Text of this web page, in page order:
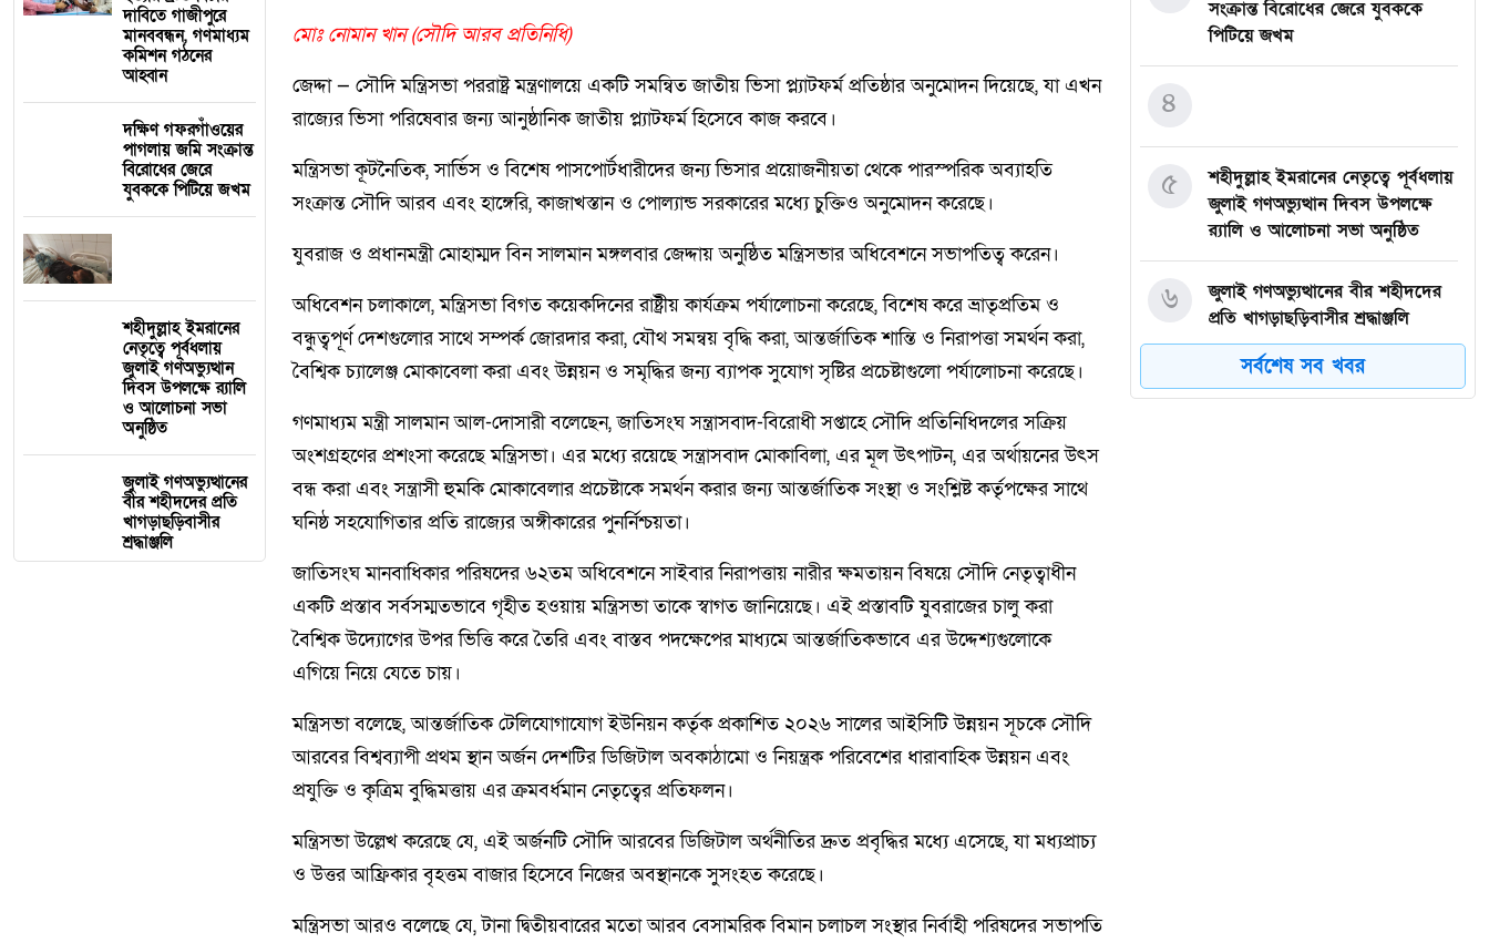
দাবিতে গাজীপুরে
মানববন্ধন, গণমাধ্যম
কমিশন গঠনের
আহ্বান
দক্ষিণ গফরগাঁওয়ের
পাগলায় জমি সংক্রান্ত
বিরোধের জেরে
যুবককে পিটিয়ে জখম
শহীদুল্লাহ ইমরানের
নেতৃত্বে পূর্বধলায়
জুলাই গণঅভ্যুত্থান
দিবস উপলক্ষে র‍্যালি
ও আলোচনা সভা
অনুষ্ঠিত
জুলাই গণঅভ্যুত্থানের
বীর শহীদদের প্রতি
খাগড়াছড়িবাসীর
শ্রদ্ধাঞ্জলি
মোঃ নোমান খান (সৌদি আরব প্রতিনিধি)
জেদ্দা — সৌদি মন্ত্রিসভা পররাষ্ট্র মন্ত্রণালয়ে একটি সমন্বিত জাতীয় ভিসা প্ল্যাটফর্ম প্রতিষ্ঠার অনুমোদন দিয়েছে, যা এখন
রাজ্যের ভিসা পরিষেবার জন্য আনুষ্ঠানিক জাতীয় প্ল্যাটফর্ম হিসেবে কাজ করবে।
মন্ত্রিসভা কূটনৈতিক, সার্ভিস ও বিশেষ পাসপোর্টধারীদের জন্য ভিসার প্রয়োজনীয়তা থেকে পারস্পরিক অব্যাহতি
সংক্রান্ত সৌদি আরব এবং হাঙ্গেরি, কাজাখস্তান ও পোল্যান্ড সরকারের মধ্যে চুক্তিও অনুমোদন করেছে।
যুবরাজ ও প্রধানমন্ত্রী মোহাম্মদ বিন সালমান মঙ্গলবার জেদ্দায় অনুষ্ঠিত মন্ত্রিসভার অধিবেশনে সভাপতিত্ব করেন।
অধিবেশন চলাকালে, মন্ত্রিসভা বিগত কয়েকদিনের রাষ্ট্রীয় কার্যক্রম পর্যালোচনা করেছে, বিশেষ করে ভ্রাতৃপ্রতিম ও
বন্ধুত্বপূর্ণ দেশগুলোর সাথে সম্পর্ক জোরদার করা, যৌথ সমন্বয় বৃদ্ধি করা, আন্তর্জাতিক শান্তি ও নিরাপত্তা সমর্থন করা,
বৈশ্বিক চ্যালেঞ্জ মোকাবেলা করা এবং উন্নয়ন ও সমৃদ্ধির জন্য ব্যাপক সুযোগ সৃষ্টির প্রচেষ্টাগুলো পর্যালোচনা করেছে।
গণমাধ্যম মন্ত্রী সালমান আল-দোসারী বলেছেন, জাতিসংঘ সন্ত্রাসবাদ-বিরোধী সপ্তাহে সৌদি প্রতিনিধিদলের সক্রিয়
অংশগ্রহণের প্রশংসা করেছে মন্ত্রিসভা। এর মধ্যে রয়েছে সন্ত্রাসবাদ মোকাবিলা, এর মূল উৎপাটন, এর অর্থায়নের উৎস
বন্ধ করা এবং সন্ত্রাসী হুমকি মোকাবেলার প্রচেষ্টাকে সমর্থন করার জন্য আন্তর্জাতিক সংস্থা ও সংশ্লিষ্ট কর্তৃপক্ষের সাথে
ঘনিষ্ঠ সহযোগিতার প্রতি রাজ্যের অঙ্গীকারের পুনর্নিশ্চয়তা।
জাতিসংঘ মানবাধিকার পরিষদের ৬২তম অধিবেশনে সাইবার নিরাপত্তায় নারীর ক্ষমতায়ন বিষয়ে সৌদি নেতৃত্বাধীন
একটি প্রস্তাব সর্বসম্মতভাবে গৃহীত হওয়ায় মন্ত্রিসভা তাকে স্বাগত জানিয়েছে। এই প্রস্তাবটি যুবরাজের চালু করা
বৈশ্বিক উদ্যোগের উপর ভিত্তি করে তৈরি এবং বাস্তব পদক্ষেপের মাধ্যমে আন্তর্জাতিকভাবে এর উদ্দেশ্যগুলোকে
এগিয়ে নিয়ে যেতে চায়।
মন্ত্রিসভা বলেছে, আন্তর্জাতিক টেলিযোগাযোগ ইউনিয়ন কর্তৃক প্রকাশিত ২০২৬ সালের আইসিটি উন্নয়ন সূচকে সৌদি
আরবের বিশ্বব্যাপী প্রথম স্থান অর্জন দেশটির ডিজিটাল অবকাঠামো ও নিয়ন্ত্রক পরিবেশের ধারাবাহিক উন্নয়ন এবং
প্রযুক্তি ও কৃত্রিম বুদ্ধিমত্তায় এর ক্রমবর্ধমান নেতৃত্বের প্রতিফলন।
মন্ত্রিসভা উল্লেখ করেছে যে, এই অর্জনটি সৌদি আরবের ডিজিটাল অর্থনীতির দ্রুত প্রবৃদ্ধির মধ্যে এসেছে, যা মধ্যপ্রাচ্য
ও উত্তর আফ্রিকার বৃহত্তম বাজার হিসেবে নিজের অবস্থানকে সুসংহত করেছে।
মন্ত্রিসভা আরও বলেছে যে, টানা দ্বিতীয়বারের মতো আরব বেসামরিক বিমান চলাচল সংস্থার নির্বাহী পরিষদের সভাপতি
সংক্রান্ত বিরোধের জেরে যুবককে
পিটিয়ে জখম
৪
শহীদুল্লাহ ইমরানের নেতৃত্বে পূর্বধলায়
জুলাই গণঅভ্যুত্থান দিবস উপলক্ষে
র‍্যালি ও আলোচনা সভা অনুষ্ঠিত
৫
জুলাই গণঅভ্যুত্থানের বীর শহীদদের
প্রতি খাগড়াছড়িবাসীর শ্রদ্ধাঞ্জলি
৬
বালিয়াডাঙ্গী উপজেলা বিএনপির সকল
অঙ্গ সহযোগী সংগঠনের আয়োজনে
৭
সর্বশেষ সব খবর